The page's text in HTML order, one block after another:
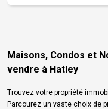
Maisons, Condos et
vendre à Hatley
Trouvez votre propriété
Parcourez un vaste choix de